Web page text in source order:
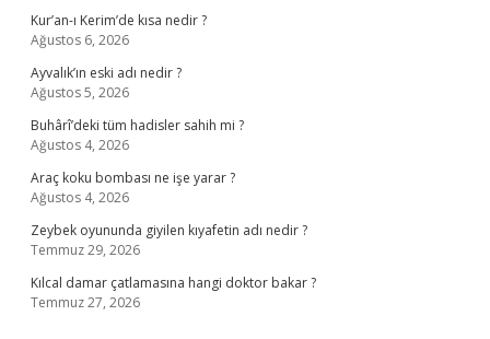
Kur’an-ı Kerim’de kısa nedir ?
Ağustos 6, 2026
Ayvalık’ın eski adı nedir ?
Ağustos 5, 2026
Buhârî’deki tüm hadisler sahih mi ?
Ağustos 4, 2026
Araç koku bombası ne işe yarar ?
Ağustos 4, 2026
Zeybek oyununda giyilen kıyafetin adı nedir ?
Temmuz 29, 2026
Kılcal damar çatlamasına hangi doktor bakar ?
Temmuz 27, 2026